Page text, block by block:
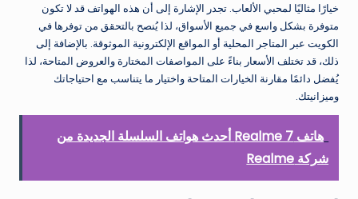
خيارًا مثاليًا لمحبي الألعاب. تجدر الإشارة إلى أن هذه الهواتف قد لا تكون
متوفرة بشكل واسع في جميع الأسواق، لذا يُنصح بالتحقق من توفرها في
الكويت عبر المتاجر المحلية أو المواقع الإلكترونية الموثوقة. بالإضافة إلى
ذلك، قد تختلف الأسعار بناءً على المواصفات المختارة والعروض المتاحة، لذا
يُفضل دائمًا مقارنة الخيارات المتاحة واختيار ما يتناسب مع احتياجاتك
وميزانيتك.
هاتف Realme 7 أحدث هواتف السلسلة الجديدة من
شركة Realme